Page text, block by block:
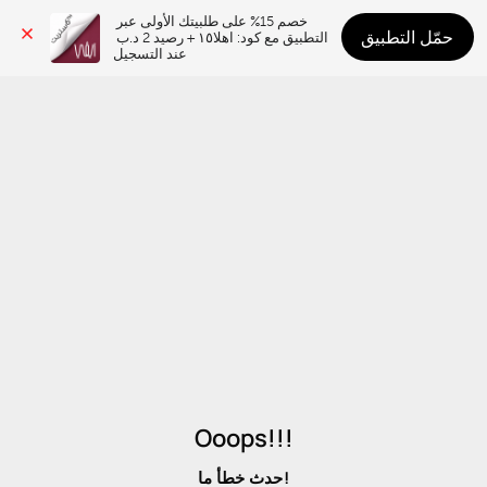
عند التسجيل
حمّل التطبيق
Ooops!!!
حدث خطأ ما!